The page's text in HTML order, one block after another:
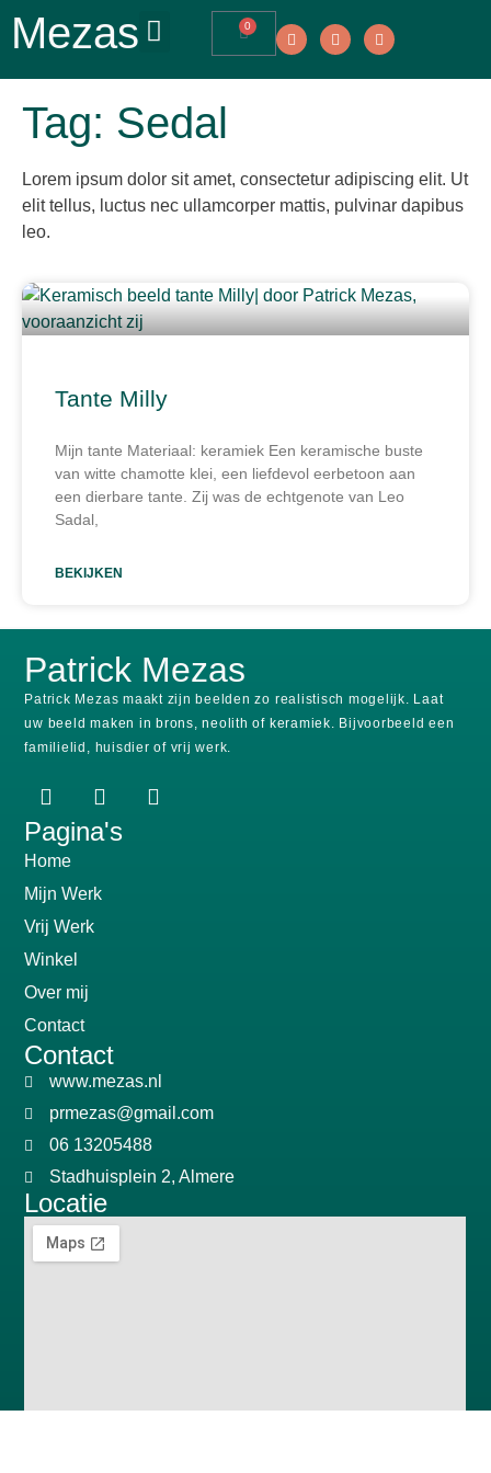
Mezas 0
Tag: Sedal
Lorem ipsum dolor sit amet, consectetur adipiscing elit. Ut
elit tellus, luctus nec ullamcorper mattis, pulvinar dapibus
leo.
Tante Milly
Mijn tante Materiaal: keramiek Een keramische buste
van witte chamotte klei, een liefdevol eerbetoon aan
een dierbare tante. Zij was de echtgenote van Leo
Sadal,
BEKIJKEN
Patrick Mezas
Patrick Mezas maakt zijn beelden zo realistisch mogelijk. Laat
uw beeld maken in brons, neolith of keramiek.
Bijvoorbeeld een
familielid, huisdier of vrij werk.
Pagina's
Home
Mijn Werk
Vrij Werk
Winkel
Over mij
Contact
Contact
www.mezas.nl
prmezas@gmail.com
06 13205488
Stadhuisplein 2, Almere
Locatie